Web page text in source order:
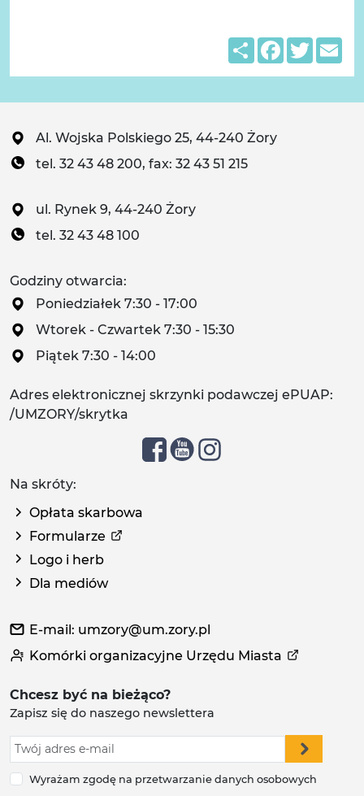
ShareFacebook
Twitter
Al. Wojska Polskiego 25, 44-240 Żory
tel. 32 43 48 200, fax: 32 43 51 215
ul. Rynek 9, 44-240 Żory
tel. 32 43 48 100
Godziny otwarcia:
Poniedziałek 7:30 - 17:00
Wtorek - Czwartek 7:30 - 15:30
Piątek 7:30 - 14:00
Adres elektronicznej skrzynki podawczej ePUAP:
/UMZORY/skrytka
Na skróty:
Opłata skarbowa
Formularze
Logo i herb
Dla mediów
E-mail: umzory@um.zory.pl
Komórki organizacyjne Urzędu Miasta
Chcesz być na bieżąco?
Zapisz się do naszego newslettera
Wyrażam zgodę na przetwarzanie danych osobowych